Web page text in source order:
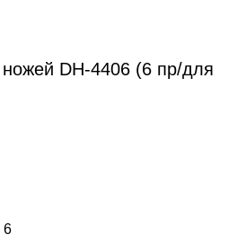
DH-4406 (6 пр/для
6